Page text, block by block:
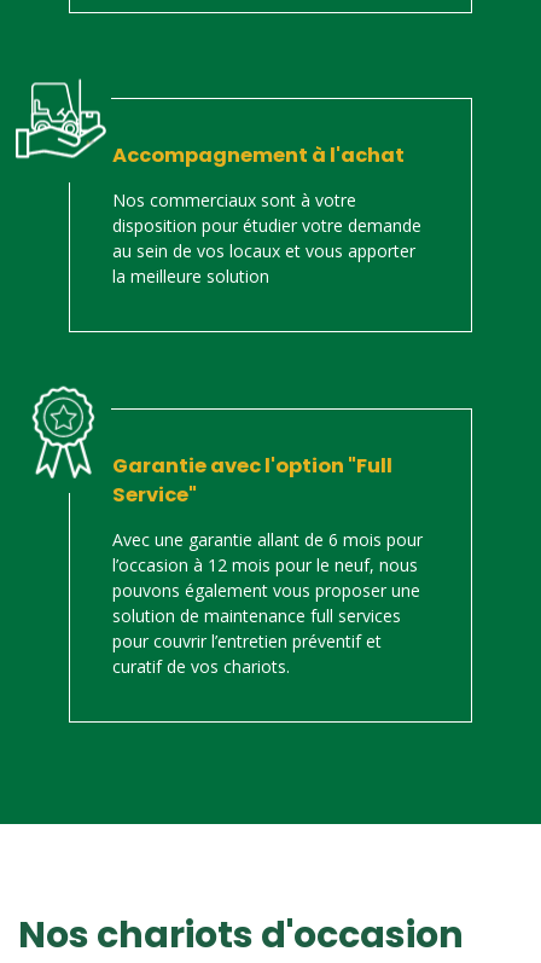
Accompagnement à l'achat
Nos commerciaux sont à votre
disposition pour étudier votre demande
au sein de vos locaux et vous apporter
la meilleure solution
Garantie avec l'option "Full
Service"
Avec une garantie allant de 6 mois pour
l’occasion à 12 mois pour le neuf, nous
pouvons également vous proposer une
solution de maintenance full services
pour couvrir l’entretien préventif et
curatif de vos chariots.
Nos chariots d'occasion